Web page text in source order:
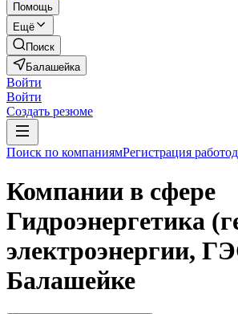
Помощь
Ещё
Поиск
Балашейка
Войти
Войти
Создать резюме
Поиск по компаниямРегистрация
Компании в сфере
Гидроэнергетика
электроэнергии,
Балашейке